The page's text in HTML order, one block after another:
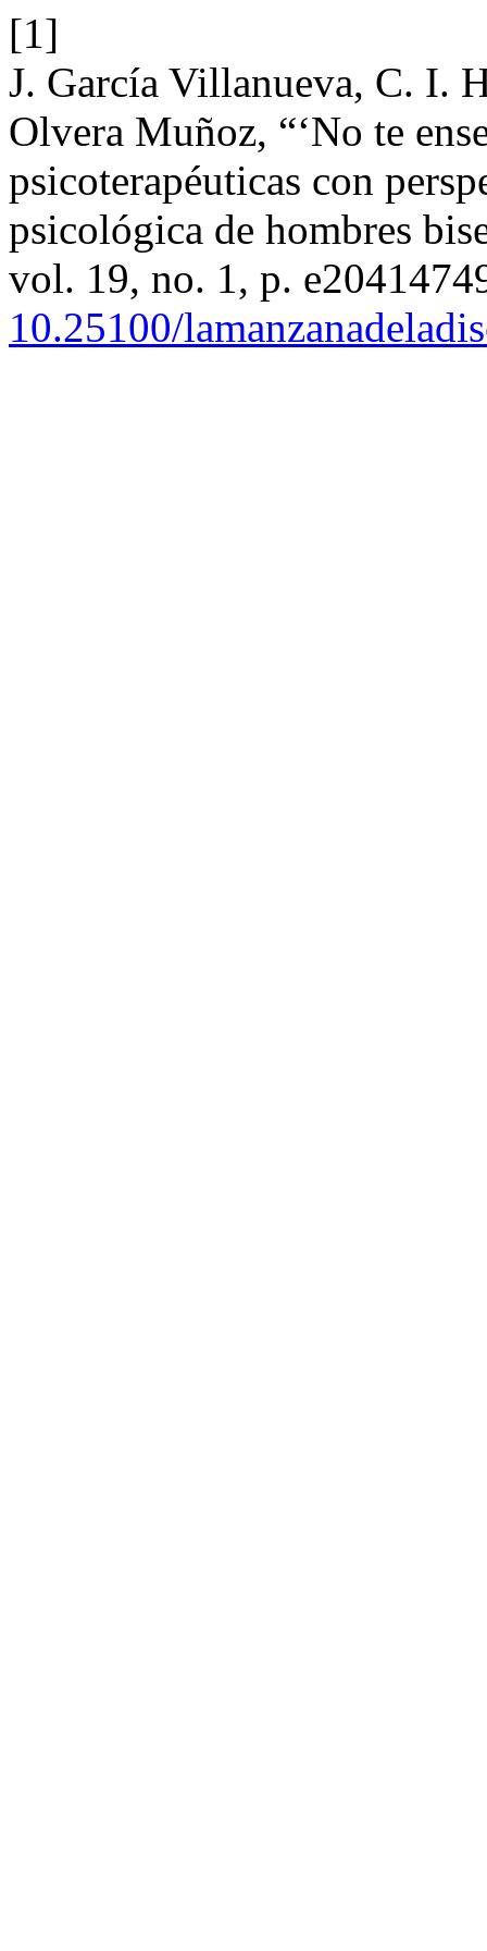
[1]
J. García Villanueva, C. I.
Olvera Muñoz, “‘No te
psicoterapéuticas con
psicológica de hombres
vol. 19, no. 1, p.
10.25100/